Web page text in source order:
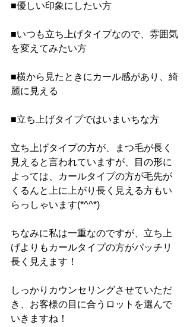
■優しい印象にしたい方
■いつも立ち上げタイプなので、雰囲気
を変えてみたい方
■横から見たときにカール感があり、綺
麗に見える
■立ち上げタイプではいまいちな方
立ち上げタイプの方が、まつ毛が長く
見えると言われていますが、目の形に
よっては、カールタイプの方が毛先が
くるんと上に上がり長く見える方もい
らっしゃいます(*^^*)
ちなみに私は一重なのですが、立ち上
げよりもカールタイプの方がパッチリ
長く見えます！
しっかりカウンセリングさせていただ
き、お客様の目に合うロットを選んで
いきますね！